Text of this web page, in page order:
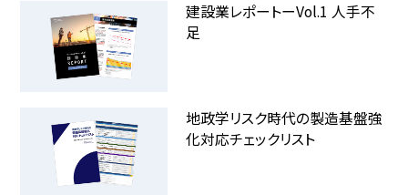
建設業レポートーVol.1 人手不
足
地政学リスク時代の製造基盤強
化対応チェックリスト